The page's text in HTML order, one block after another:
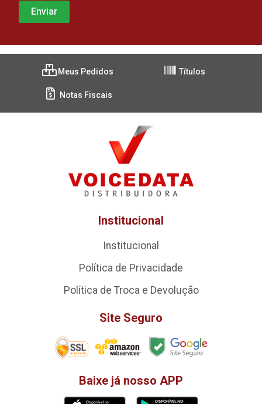
Meus Pedidos Títulos
Notas Fiscais
Institucional
Institucional
Política de Privacidade
Política de Troca e Devolução
Site Seguro
Baixe já nosso APP